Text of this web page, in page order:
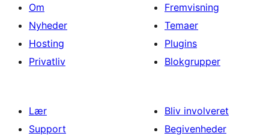
Om
Nyheder
Hosting
Privatliv
Fremvisning
Temaer
Plugins
Blokgrupper
Lær
Support
Bliv involveret
Begivenheder